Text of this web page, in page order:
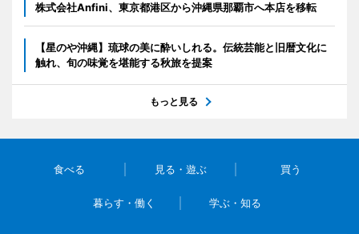
株式会社Anfini、東京都港区から沖縄県那覇市へ本店を移転
【星のや沖縄】琉球の美に酔いしれる。伝統芸能と旧暦文化に
触れ、旬の味覚を堪能する秋旅を提案
もっと見る
食べる 見る・遊ぶ 買う
暮らす・働く 学ぶ・知る